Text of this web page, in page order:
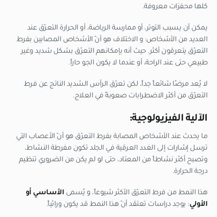
كلها محفزات معروفة.
يمكن أن يسبب التوتر، أو ممارسة الرياضة، أو الحرارة التعرّق عند
العديد من الأشخاص: و الاختلاف هو أنّ الأشخاص المصابين بفرط
التعرّق يتعرقون أكثر. حيث أنه بإمكانهم التعرّق بشكل شديد وغير
طبيعي حتى عند الراحة، أو عندما لا يكون الجو حاراً.
لا يُعد مرضًا شائعاً جداً، لكن تعرّق الرأس الشديد الناتج عن فرط
التعرّق من أكثر الاضطرابات صعوبةً في العلاج.
الآلية الفيزيولوجية:
ما يحدث عند الأشخاص المصابة بفرط التعرّق هو أنّ الأعصاب التي
ترسل إشارات إلى الغدد العرقية في الجلد تكون مفرطة النشاط،
وتصبح أكثر نشاطاً من المعتاد، حتى لو لم يكن من الضروري تنظيم
درجة الحرارة.
هذا النمط من فرط التعرّق الأكثر شيوعاً، و يُسمى الأساسي أو
الأولي: يوجد دراسات تعتقد أنّ هذا النمط قد يكون وراثياً.